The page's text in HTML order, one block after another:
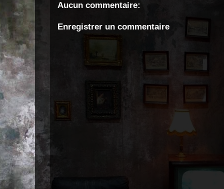
Aucun commentaire:
Enregistrer un commentaire